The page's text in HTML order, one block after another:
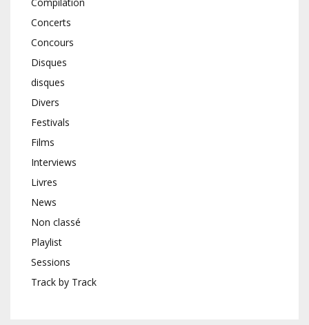
Concerts
Concours
Disques
disques
Divers
Festivals
Films
Interviews
Livres
News
Non classé
Playlist
Sessions
Track by Track